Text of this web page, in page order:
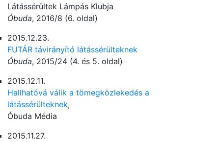
Látássérültek Lámpás Klubja
Óbuda, 2016/8 (6. oldal)
2015.12.23.
FUTÁR távirányító látássérülteknek
Óbuda, 2015/24 (4. és 5. oldal)
2015.12.11.
Hallhatóvá válik a tömegközlekedés a
látássérülteknek,
Óbuda Média
2015.11.27.